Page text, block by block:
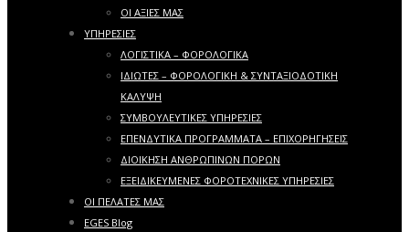
ΟΙ ΑΞΙΕΣ ΜΑΣ
ΥΠΗΡΕΣΙΕΣ
ΛΟΓΙΣΤΙΚΑ – ΦΟΡΟΛΟΓΙΚΑ
ΙΔΙΩΤΕΣ – ΦΟΡΟΛΟΓΙΚΗ & ΣΥΝΤΑΞΙΟΔΟΤΙΚΗ
ΚΑΛΥΨΗ
ΣΥΜΒΟΥΛΕΥΤΙΚΕΣ ΥΠΗΡΕΣΙΕΣ
ΕΠΕΝΔΥΤΙΚΑ ΠΡΟΓΡΑΜΜΑΤΑ – ΕΠΙΧΟΡΗΓΗΣΕΙΣ
ΔΙΟΙΚΗΣΗ ΑΝΘΡΩΠΙΝΩΝ ΠΟΡΩΝ
ΕΞΕΙΔΙΚΕΥΜΕΝΕΣ ΦΟΡΟΤΕΧΝΙΚΕΣ ΥΠΗΡΕΣΙΕΣ
ΟΙ ΠΕΛΑΤΕΣ ΜΑΣ
EGES Blog